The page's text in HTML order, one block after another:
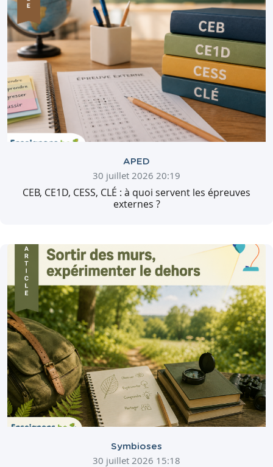
APED
30 juillet 2026 20:19
CEB, CE1D, CESS, CLÉ : à quoi servent les épreuves
externes ?
Symbioses
30 juillet 2026 15:18